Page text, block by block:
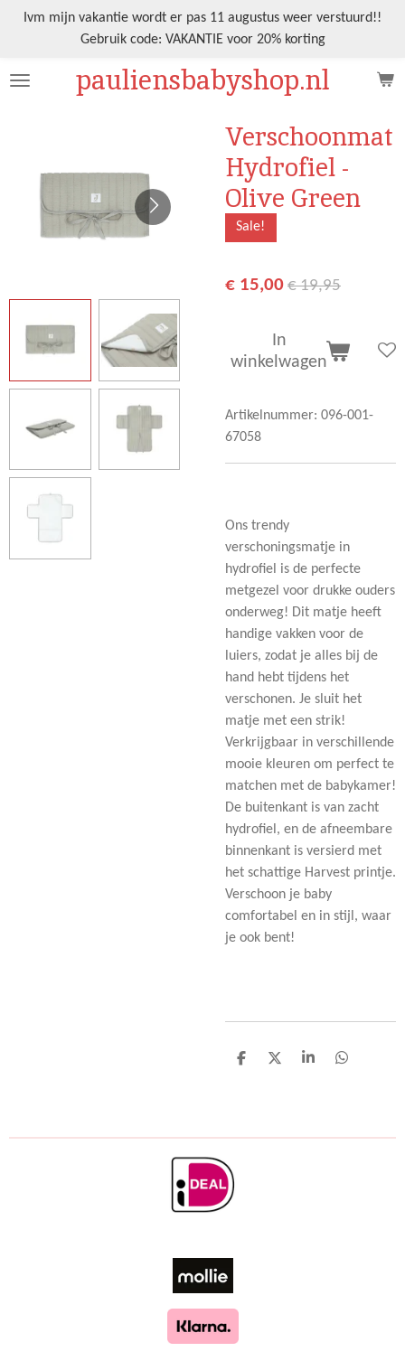
Ga
de
pauliensbabyshop.nl
Ivm mijn vakantie wordt er pas 11 augustus weer verstuurd!!
Gebruik code: VAKANTIE voor 20% korting
Verschoonmat
Hydrofiel -
Olive Green
Sale!
€ 15,00 € 19,95
In
winkelwagen
Artikelnummer: 096-001-
67058
Ons trendy
verschoningsmatje in
hydrofiel is de perfecte
metgezel voor drukke ouders
onderweg! Dit matje heeft
handige vakken voor de
luiers, zodat je alles bij de
hand hebt tijdens het
verschonen. Je sluit het
matje met een strik!
Verkrijgbaar in verschillende
mooie kleuren om perfect te
matchen met de babykamer!
De buitenkant is van zacht
hydrofiel, en de afneembare
binnenkant is versierd met
het schattige Harvest printje.
Verschoon je baby
comfortabel en in stijl, waar
je ook bent!
D
D
S
D